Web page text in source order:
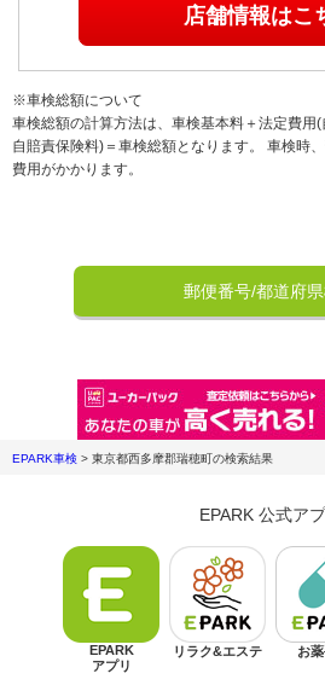
店舗情報はこ
※車検総額について
車検総額の計算方法は、車検基本料＋法定費用
自賠責保険料)＝車検総額となります。 車検時
費用がかかります。
郵便番号/都道府
EPARK車検 > 東京都西多摩郡瑞穂町の検索結果